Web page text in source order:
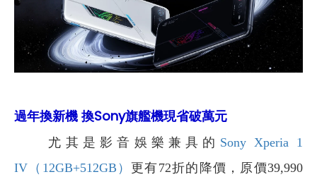
過年換新機 換Sony旗艦機現省破萬元
尤其是影音娛樂兼具的 Sony Xperia 1
IV（12GB+512GB） 更有72折的降價，原價39,990